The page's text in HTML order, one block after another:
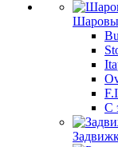
С